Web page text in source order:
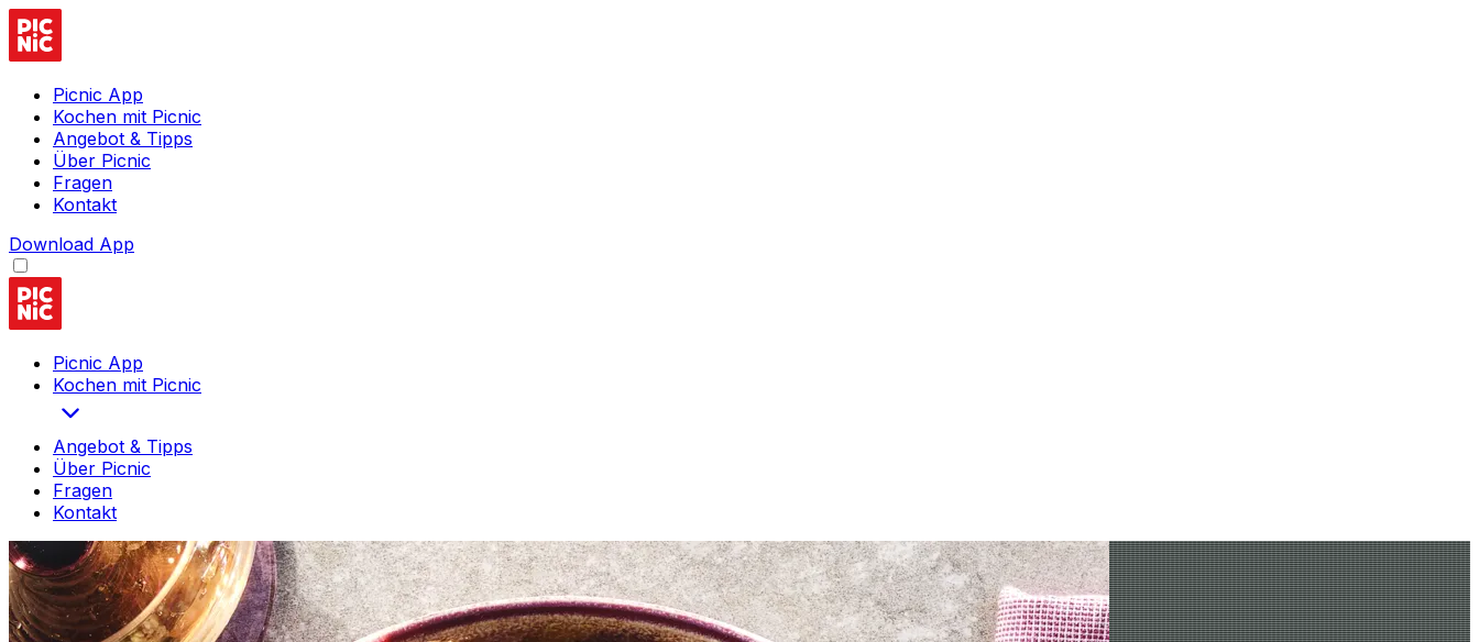
Picnic App
Kochen mit Picnic
Angebot & Tipps
Über Picnic
Fragen
Kontakt
Download App
Picnic App
Kochen mit Picnic
Angebot & Tipps
Über Picnic
Fragen
Kontakt